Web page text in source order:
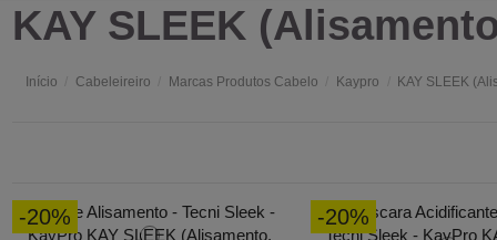
KAY SLEEK
Início Cabeleireiro Marcas Produtos Cabelo Kaypro KAY SLEEK
-20% -20%